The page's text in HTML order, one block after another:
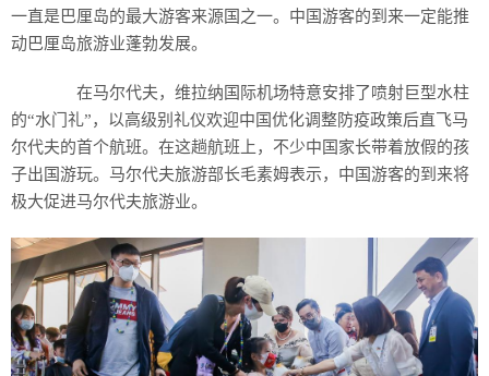
一直是巴厘岛的最大游客来源国之一。中国游客的到来一定能推
动巴厘岛旅游业蓬勃发展。
在马尔代夫，维拉纳国际机场特意安排了喷射巨型水柱
的“水门礼”，以高级别礼仪欢迎中国优化调整防疫政策后直飞马
尔代夫的首个航班。在这趟航班上，不少中国家长带着放假的孩
子出国游玩。马尔代夫旅游部长毛素姆表示，中国游客的到来将
极大促进马尔代夫旅游业。